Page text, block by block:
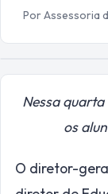
Por Assessoria
Nessa
os
O diretor-